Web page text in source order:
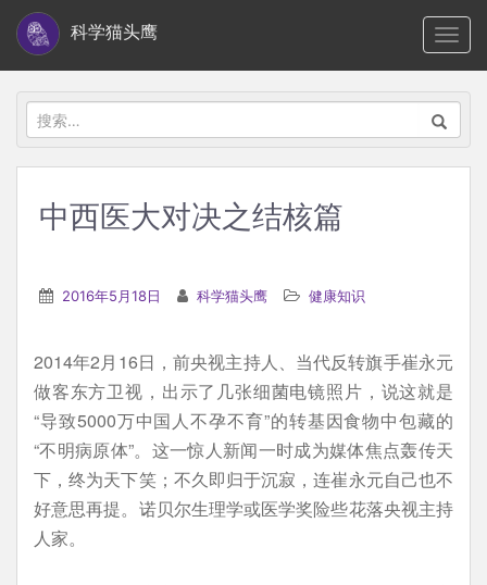
i
科学猫头鹰
搜
索：
中西医大对决之结核篇
2016年5月18日 科学猫头鹰 健康知识
2014年2月16日，前央视主持人、当代反转旗手崔永元
做客东方卫视，出示了几张细菌电镜照片，说这就是
“导致5000万中国人不孕不育”的转基因食物中包藏的
“不明病原体”。这一惊人新闻一时成为媒体焦点轰传天
下，终为天下笑；不久即归于沉寂，连崔永元自己也不
好意思再提。诺贝尔生理学或医学奖险些花落央视主持
人家。